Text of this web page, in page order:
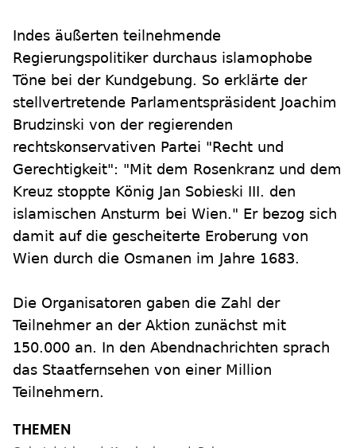
Indes äußerten teilnehmende
Regierungspolitiker durchaus islamophobe
Töne bei der Kundgebung. So erklärte der
stellvertretende Parlamentspräsident Joachim
Brudzinski von der regierenden
rechtskonservativen Partei "Recht und
Gerechtigkeit": "Mit dem Rosenkranz und dem
Kreuz stoppte König Jan Sobieski III. den
islamischen Ansturm bei Wien." Er bezog sich
damit auf die gescheiterte Eroberung von
Wien durch die Osmanen im Jahre 1683.
Die Organisatoren gaben die Zahl der
Teilnehmer an der Aktion zunächst mit
150.000 an. In den Abendnachrichten sprach
das Staatfernsehen von einer Million
Teilnehmern.